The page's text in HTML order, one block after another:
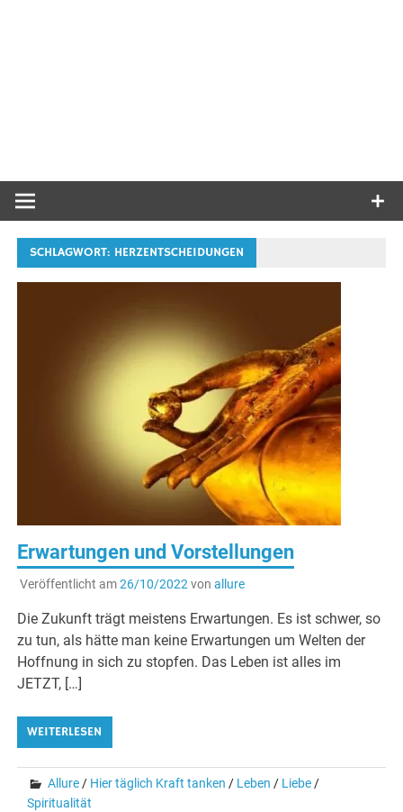
SCHLAGWORT: HERZENTSCHEIDUNGEN
Erwartungen und Vorstellungen
Veröffentlicht am26/10/2022von allure
Die Zukunft trägt meistens Erwartungen. Es ist schwer, so
zu tun, als hätte man keine Erwartungen um Welten der
Hoffnung in sich zu stopfen. Das Leben ist alles im
JETZT, […]
WEITERLESEN
Allure/ Hier täglich Kraft tanken / Leben / Liebe/
Spiritualität